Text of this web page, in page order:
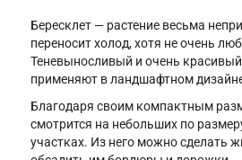
Бересклет — растение весьма
переносит холод, хотя не очень
Теневыносливый и очень
применяют в ландшафтном
Благодаря своим компактным
смотрится на небольших по
участках. Из него можно сделать